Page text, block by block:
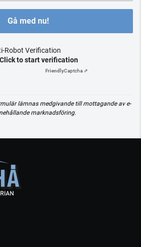
Gå med nu!
Robot Verification
Click to start verification
FriendlyCaptcha ⇗
lämnas medgivande till mottagande av e-
marknadsföring.